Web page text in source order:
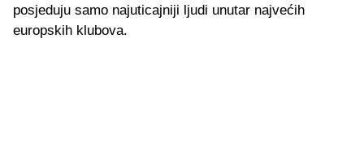
posjeduju samo najuticajniji ljudi unutar najvećih
europskih klubova.